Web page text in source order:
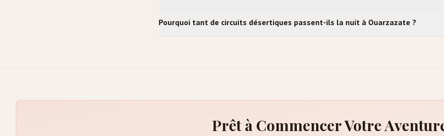
Pourquoi tant de circuits désertiques passent-ils la nuit à Ouarzazate ?
Prêt à Commencer Votre